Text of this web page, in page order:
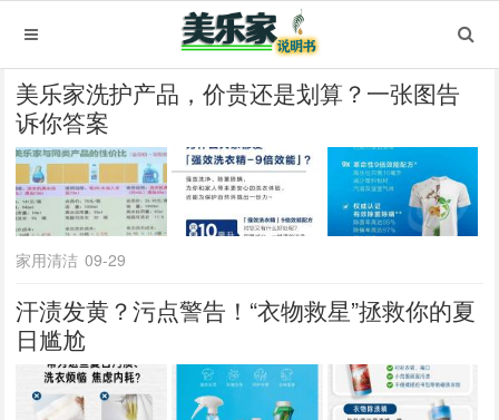
美乐家洗护产品，价贵还是划算？一张图告
诉你答案
家用清洁 09-29
汗渍发黄？污点警告！“衣物救星”拯救你的夏
日尴尬